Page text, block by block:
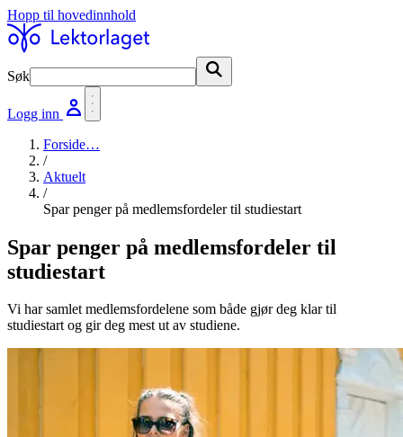
Hopp til hovedinnhold
Søk
Logg inn
Forside…
/
Aktuelt
/
Spar penger på medlemsfordeler til studiestart
Spar penger på medlemsfordeler til
studiestart
Vi har samlet medlemsfordelene som både gjør deg klar til
studiestart og gir deg mest ut av studiene.